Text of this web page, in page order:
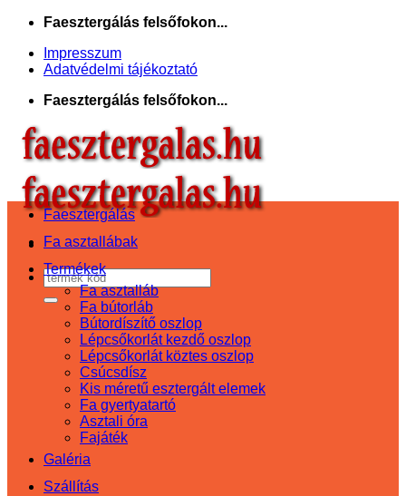
Skip
content
Faesztergálás felsőfokon...
Impresszum
Adatvédelmi tájékoztató
Faesztergálás felsőfokon...
Keresés
a
következőre:
Faesztergálás
Fa asztallábak
Termékek
Fa asztalláb
Fa bútorláb
Bútordíszítő oszlop
Lépcsőkorlát kezdő oszlop
Lépcsőkorlát köztes oszlop
Csúcsdísz
Kis méretű esztergált elemek
Fa gyertyatartó
Asztali óra
Fajáték
Galéria
Szállítás